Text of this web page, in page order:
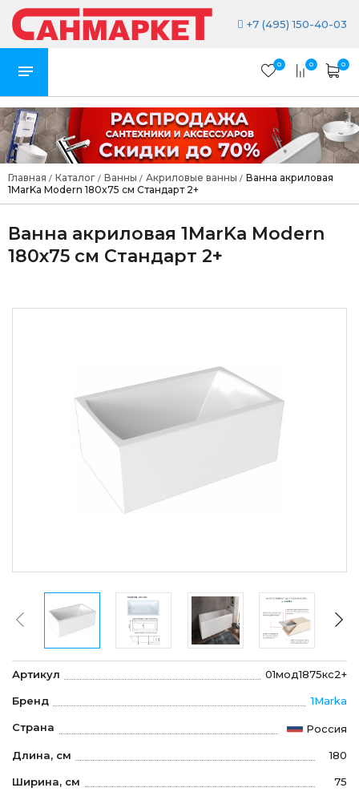
+7 (495) 150-40-03
0 0 0
Главная / Каталог / Ванны / Акриловые ванны / Ванна акриловая
1MarKa Modern 180x75 см Стандарт 2+
Ванна акриловая 1MarKa Modern
180x75 см Стандарт 2+
Артикул 01мод1875кс2+
Бренд 1Marka
Страна Россия
Длина, см 180
Ширина, см 75